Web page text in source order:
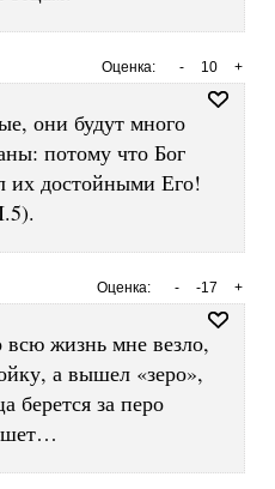
Оценка: +
10
-
они будут много
потому что Бог
их достойными Его!
Оценка: +
-17
-
жизнь мне везло,
а вышел «зеро»,
берется за перо